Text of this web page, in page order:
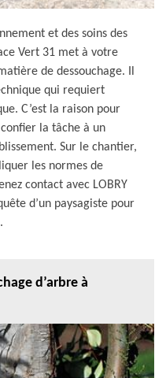
et des soins des
Vert 31 met à votre
de dessouchage. Il
qui requiert
C’est la raison pour
la tâche à un
Sur le chantier,
les normes de
contact avec LOBRY
d’un paysagiste pour
d’arbre à